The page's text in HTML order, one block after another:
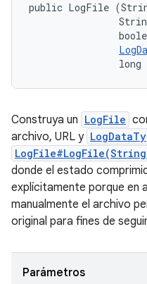
public LogFile
long
Construya un LogFile
archivo, URL y
donde el estado
explícitamente porque en
manualmente el archivo
original para fines de
Parámetros